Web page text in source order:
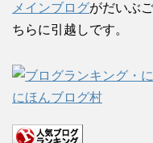
メインブログがだいぶ
ちらに引越しです。
にほんブログ村